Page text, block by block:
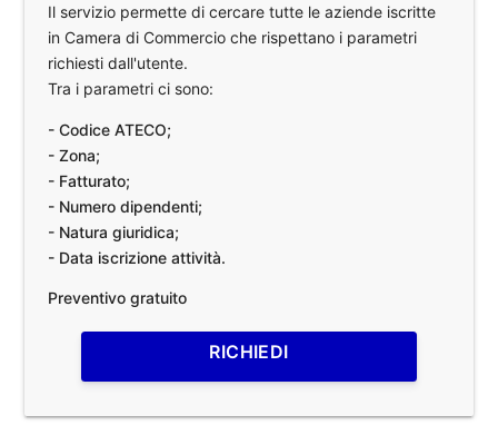
Il servizio permette di cercare tutte le aziende iscritte
in Camera di Commercio che rispettano i parametri
richiesti dall'utente.
Tra i parametri ci sono:
- Codice ATECO;
- Zona;
- Fatturato;
- Numero dipendenti;
- Natura giuridica;
- Data iscrizione attività.
Preventivo gratuito
RICHIEDI